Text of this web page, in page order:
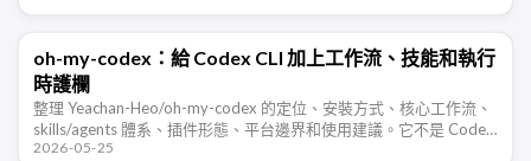
oh-my-codex：給 Codex CLI 加上工作流、技能和執行
時護欄
整理 Yeachan-Heo/oh-my-codex 的定位、安裝方式、核心工作流、
skills/agents 體系、插件形態、平台邊界和使用建議。它不是 Codex
的替代品，而是給 Codex …
2026-05-25